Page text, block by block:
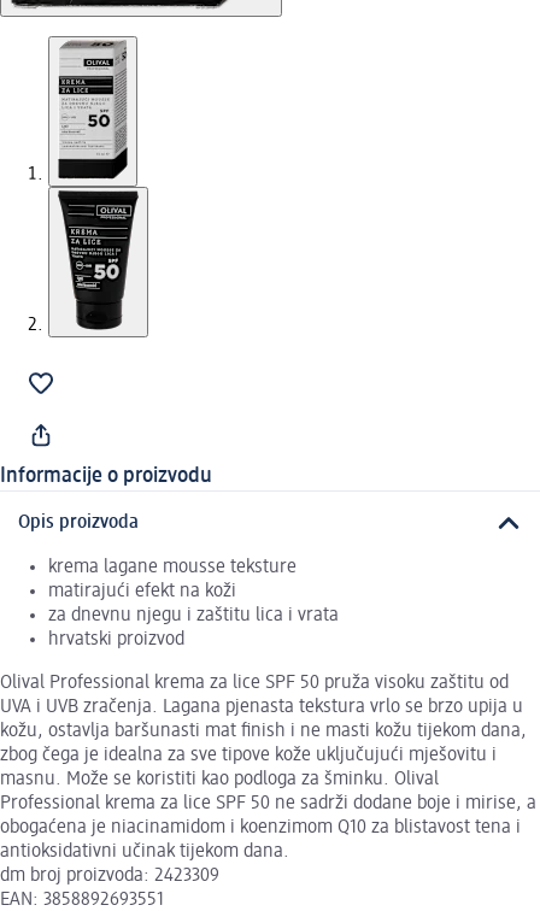
Informacije o proizvodu
Opis proizvoda
krema lagane mousse teksture
matirajući efekt na koži
za dnevnu njegu i zaštitu lica i vrata
hrvatski proizvod
Olival Professional krema za lice SPF 50 pruža visoku zaštitu od
UVA i UVB zračenja. Lagana pjenasta tekstura vrlo se brzo upija u
kožu, ostavlja baršunasti mat finish i ne masti kožu tijekom dana,
zbog čega je idealna za sve tipove kože uključujući mješovitu i
masnu. Može se koristiti kao podloga za šminku. Olival
Professional krema za lice SPF 50 ne sadrži dodane boje i mirise, a
obogaćena je niacinamidom i koenzimom Q10 za blistavost tena i
antioksidativni učinak tijekom dana.
dm broj proizvoda: 2423309
EAN: 3858892693551